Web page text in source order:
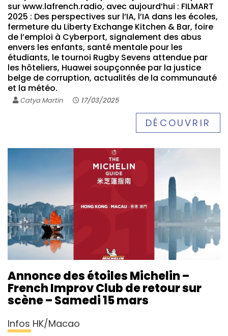
sur www.lafrench.radio, avec aujourd’hui : FILMART
2025 : Des perspectives sur l’IA, l’IA dans les écoles,
fermeture du Liberty Exchange Kitchen & Bar, foire
de l’emploi à Cyberport, signalement des abus
envers les enfants, santé mentale pour les
étudiants, le tournoi Rugby Sevens attendue par
les hôteliers, Huawei soupçonnée par la justice
belge de corruption, actualités de la communauté
et la météo.
Catya Martin 17/03/2025
DÉCOUVRIR
Annonce des étoiles Michelin –
French Improv Club de retour sur
scène – Samedi 15 mars
Infos HK/Macao